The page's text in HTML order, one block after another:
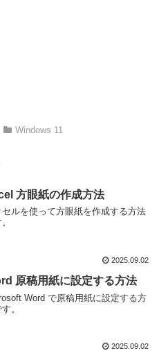
Windows 11
方眼紙の作成方法
セルを使って方眼紙を作成する方法
2025.09.02
原稿用紙に設定する方法
Word で原稿用紙に設定する方
。
2025.09.02